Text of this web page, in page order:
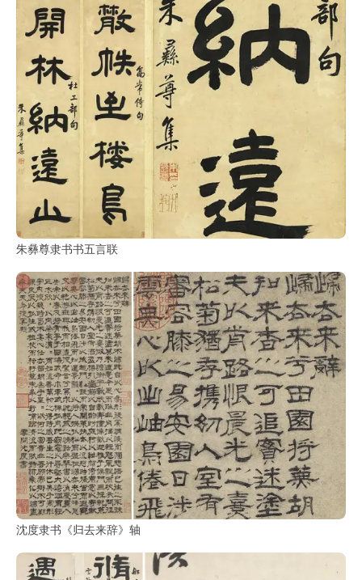
朱彝尊隶书书五言联
沈度隶书《归去来辞》轴